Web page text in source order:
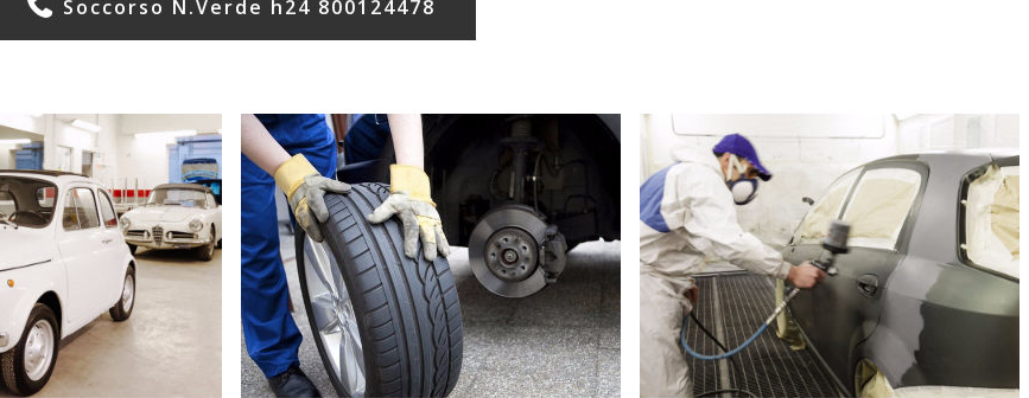
Soccorso N.Verde h24 800124478